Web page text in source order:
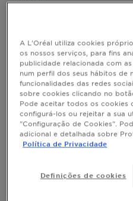
Nutrisse Ultra
SIMULAR
Descubra Garnier Nutrisse
permanente nutritiva que
enquanto proporciona
8 semanas*. A sua
origem natural de
MOSTRAR MAIS
A L'Oréal utiliza cookies
os nossos serviços, para fins
publicidade relacionada com
num perfil dos seus hábitos de
funcionalidades das redes
sobre cookies clicando no
Pode aceitar todos os
configurá-los ou rejeitar a sua
"Configuração de Cookies".
adicional e detalhada sobre
Política de Privacidade
Definições de cookies